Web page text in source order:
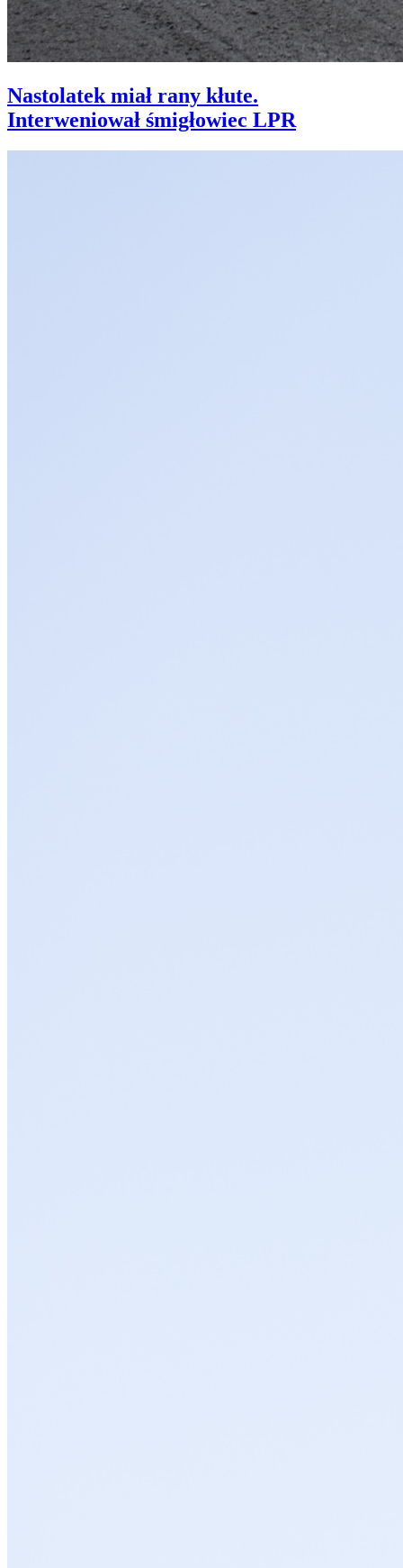
Nastolatek miał rany kłute.
Interweniował śmigłowiec LPR